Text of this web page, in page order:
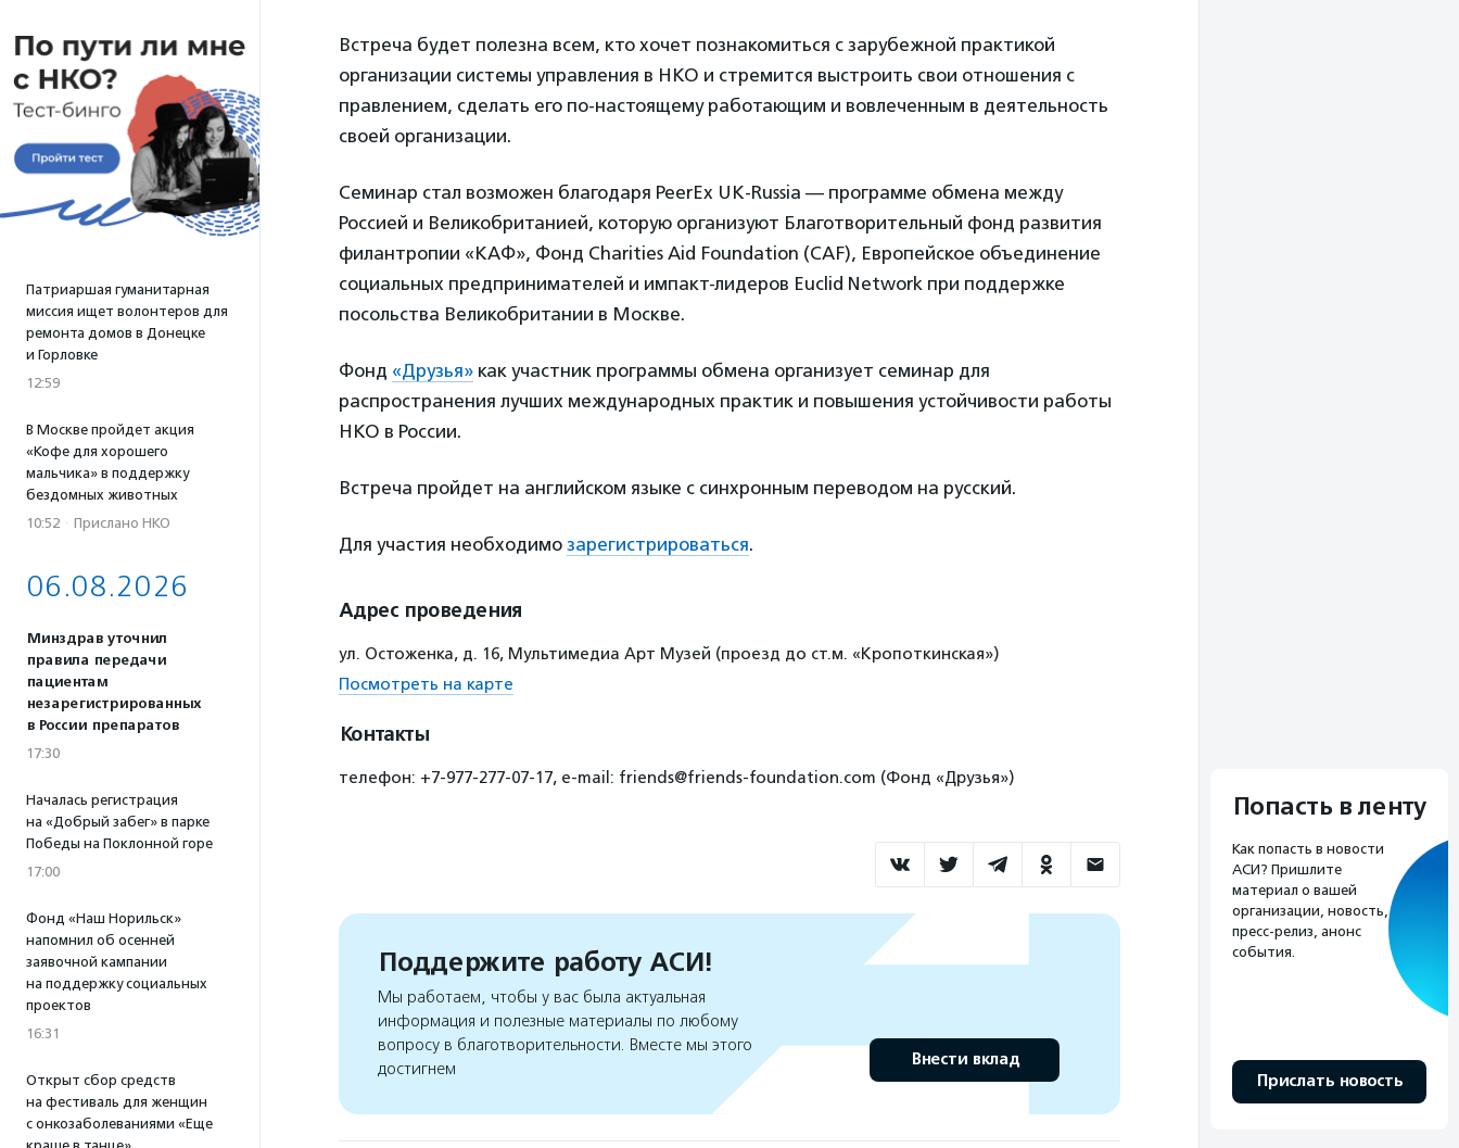
Патриаршая гуманитарная
миссия ищет волонтеров для
ремонта домов в Донецке
и Горловке
12:59
В Москве пройдет акция
«Кофе для хорошего
мальчика» в поддержку
бездомных животных
10:52 · Прислано НКО
06.08.2026
Минздрав уточнил
правила передачи
пациентам
незарегистрированных
в России препаратов
17:30
Началась регистрация
на «Добрый забег» в парке
Победы на Поклонной горе
17:00
Фонд «Наш Норильск»
напомнил об осенней
заявочной кампании
на поддержку социальных
проектов
16:31
Открыт сбор средств
на фестиваль для женщин
с онкозаболеваниями «Еще
Встреча будет полезна всем, кто хочет познакомиться с зарубежной практикой
организации системы управления в НКО и стремится выстроить свои отношения с
правлением, сделать его по-настоящему работающим и вовлеченным в деятельность
своей организации.
Семинар стал возможен благодаря PeerEx UK-Russia — программе обмена между
Россией и Великобританией, которую организуют Благотворительный фонд развития
филантропии «КАФ», Фонд Charities Aid Foundation (CAF), Европейское объединение
социальных предпринимателей и импакт-лидеров Euclid Network при поддержке
посольства Великобритании в Москве.
Фонд «Друзья» как участник программы обмена организует семинар для
распространения лучших международных практик и повышения устойчивости работы
НКО в России.
Встреча пройдет на английском языке с синхронным переводом на русский.
Для участия необходимо зарегистрироваться.
Адрес проведения
ул. Остоженка, д. 16, Мультимедиа Арт Музей (проезд до ст.м. «Кропоткинская»)
Посмотреть на карте
Контакты
телефон: +7-977-277-07-17, e-mail: friends@friends-foundation.com (Фонд «Друзья»)
Поддержите работу АСИ!
Мы работаем, чтобы у вас была актуальная
информация и полезные материалы по любому
вопросу в благотворительности. Вместе мы этого
достигнем
Внести вклад
Попасть в ленту
Как попасть в новости
АСИ? Пришлите
материал о вашей
организации, новость,
пресс-релиз, анонс
события.
Прислать новость